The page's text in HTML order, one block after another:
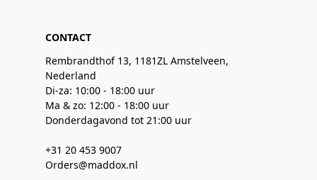
CONTACT
Rembrandthof 13, 1181ZL Amstelveen,
Nederland
Di-za: 10:00 - 18:00 uur
Ma & zo: 12:00 - 18:00 uur
Donderdagavond tot 21:00 uur
+31 20 453 9007
Orders@maddox.nl